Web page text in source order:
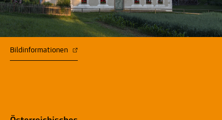
Bildinformationen